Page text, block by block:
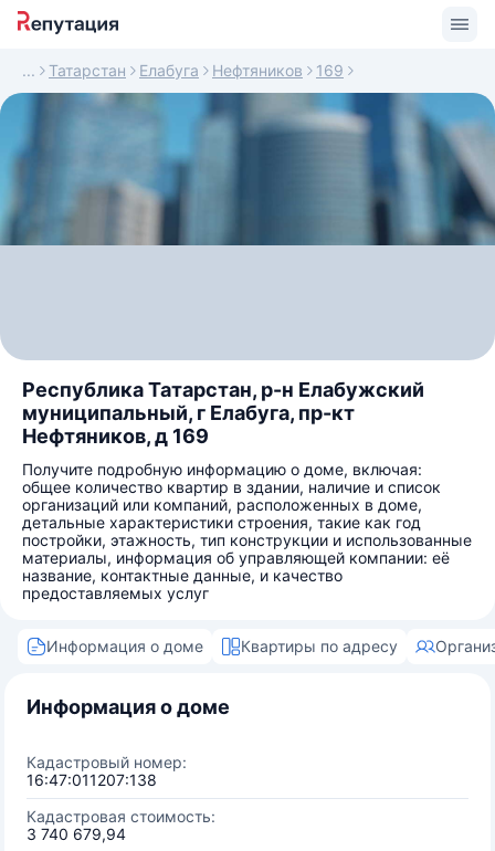
Татарстан Елабуга Нефтяников 169
Республика Татарстан, р-н Елабужский
муниципальный, г Елабуга, пр-кт
Нефтяников, д 169
Получите подробную информацию о доме, включая:
общее количество квартир в здании, наличие и список
организаций или компаний, расположенных в доме,
детальные характеристики строения, такие как год
постройки, этажность, тип конструкции и использованные
материалы, информация об управляющей компании: её
название, контактные данные, и качество
предоставляемых услуг
Информация о доме Квартиры по адресу
Информация о доме
Кадастровый номер:
16:47:011207:138
Кадастровая стоимость:
3 740 679,94